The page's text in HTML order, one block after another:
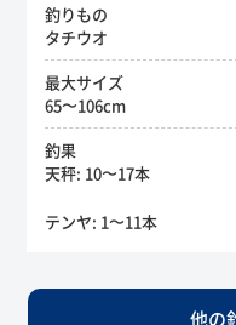
釣りもの
タチウオ
最大サイズ
65〜106cm
釣果
天秤: 10〜17本
テンヤ: 1〜11本
他の